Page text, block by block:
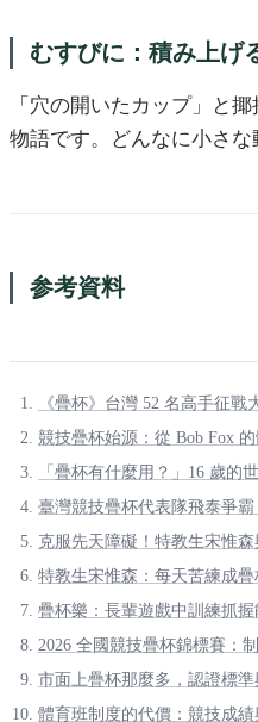
むすびに：積み上げ
「穴の開いたカップ」と
物語です。どんなに小さ
参考資料
《疊杯》台灣 52 名高手征
競技疊杯始源：從 Bob Fox
「疊杯有什麼用？」16 歲的
臺灣競技疊杯代表隊飛泰爭
克服先天障礙！特教生宋惟
特教生宋惟森：每天苦練成
疊杯樂：長輩遊戲中訓練抓
2026 全國競技疊杯錦標賽：
市面上疊杯那麼多，認證標
體育班制度的代價：競技成